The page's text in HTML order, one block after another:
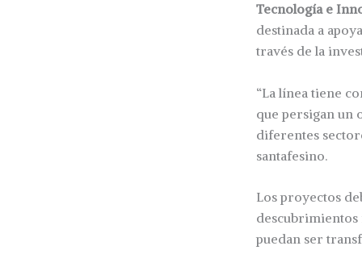
Tecnología e
destinada a
través de la
“La línea tiene
que persigan un
diferentes
santafesino.
Los proyectos
puedan ser